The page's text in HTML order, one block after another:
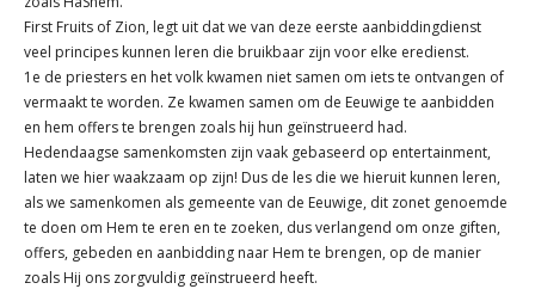
First Fruits of Zion, legt uit dat we van deze eerste aanbiddingdienst
veel principes kunnen leren die bruikbaar zijn voor elke eredienst.
1e de priesters en het volk kwamen niet samen om iets te ontvangen of
vermaakt te worden. Ze kwamen samen om de Eeuwige te aanbidden
en hem offers te brengen zoals hij hun geïnstrueerd had.
Hedendaagse samenkomsten zijn vaak gebaseerd op entertainment,
laten we hier waakzaam op zijn! Dus de les die we hieruit kunnen leren,
als we samenkomen als gemeente van de Eeuwige, dit zonet genoemde
te doen om Hem te eren en te zoeken, dus verlangend om onze giften,
offers, gebeden en aanbidding naar Hem te brengen, op de manier
zoals Hij ons zorgvuldig geïnstrueerd heeft.